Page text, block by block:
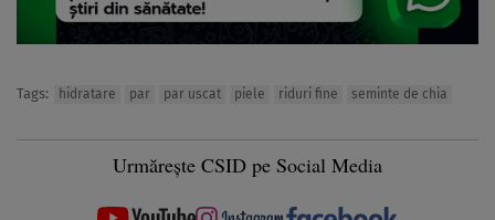
Tags: hidratare par par uscat piele riduri fine seminte de chia
Urmărește CSID pe Social Media